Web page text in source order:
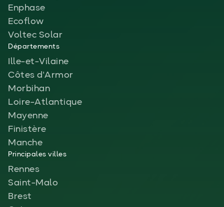
Enphase
Ecoflow
Voltec Solar
Départements
Ille-et-Vilaine
Côtes d'Armor
Morbihan
Loire-Atlantique
Mayenne
Finistère
Manche
Principales villes
Rennes
Saint-Malo
Brest